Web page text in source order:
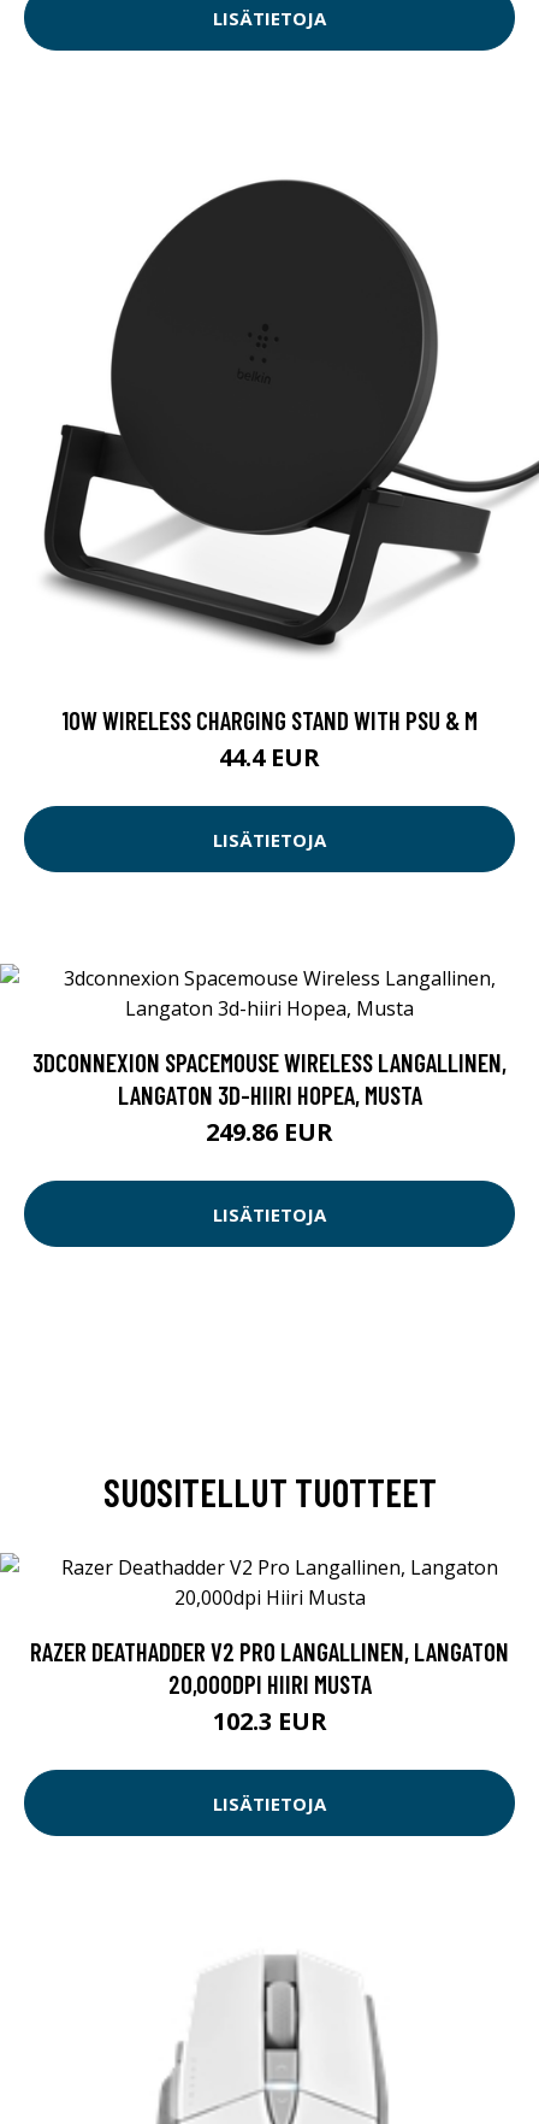
LISÄTIETOJA
10W WIRELESS CHARGING STAND WITH PSU & M
44.4 EUR
LISÄTIETOJA
3DCONNEXION SPACEMOUSE WIRELESS LANGALLINEN,
LANGATON 3D-HIIRI HOPEA, MUSTA
249.86 EUR
LISÄTIETOJA
SUOSITELLUT TUOTTEET
RAZER DEATHADDER V2 PRO LANGALLINEN, LANGATON
20,000DPI HIIRI MUSTA
102.3 EUR
LISÄTIETOJA